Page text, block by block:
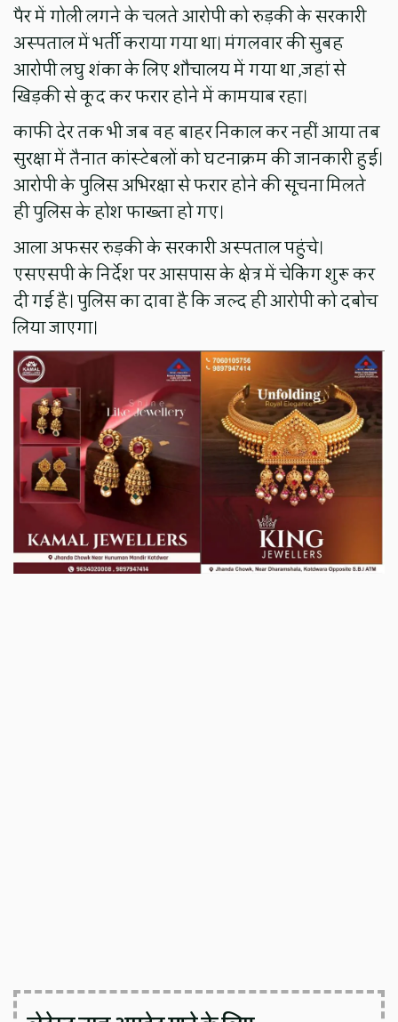
पैर में गोली लगने के चलते आरोपी को रुड़की के सरकारी
अस्पताल में भर्ती कराया गया था। मंगलवार की सुबह
आरोपी लघु शंका के लिए शौचालय में गया था ,जहां से
खिड़की से कूद कर फरार होने में कामयाब रहा।
काफी देर तक भी जब वह बाहर निकाल कर नहीं आया तब
सुरक्षा में तैनात कांस्टेबलों को घटनाक्रम की जानकारी हुई।
आरोपी के पुलिस अभिरक्षा से फरार होने की सूचना मिलते
ही पुलिस के होश फाख्ता हो गए।
आला अफसर रुड़की के सरकारी अस्पताल पहुंचे।
एसएसपी के निर्देश पर आसपास के क्षेत्र में चेकिंग शुरू कर
दी गई है। पुलिस का दावा है कि जल्द ही आरोपी को दबोच
लिया जाएगा।